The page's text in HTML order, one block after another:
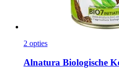
2 opties
Alnatura Biologische